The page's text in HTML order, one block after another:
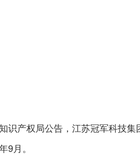
识产权局公告，江苏冠军科技
9月。